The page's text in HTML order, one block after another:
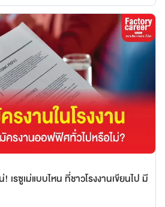
เรซูเม่แบบไหน ที่ชาวโรงงานเขียนไป มี